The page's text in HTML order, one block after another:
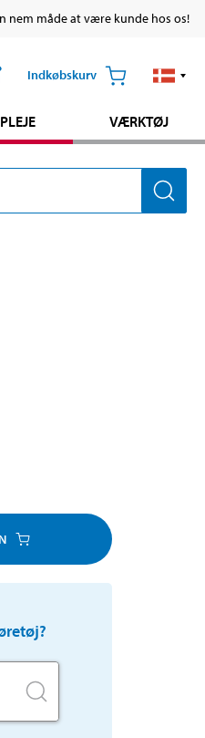
nem måde at være kunde hos os!
Indkøbskurv
VÆRKTØJ